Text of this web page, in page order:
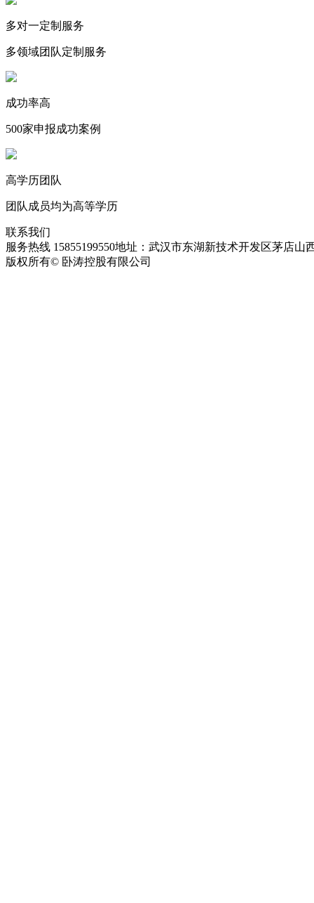
多对一定制服务
多领域团队定制服务
成功率高
500家申报成功案例
高学历团队
团队成员均为高等学历
联系我们
服务热线 15855199550地址：武汉市东湖新技术开发区茅店山
版权所有© 卧涛控股有限公司